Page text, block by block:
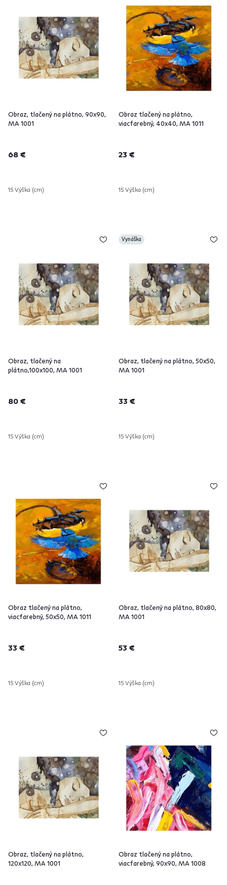
Obraz, tlačený na plátno, 90x90,
MA 1001
68 €
15 Výška (cm)
Obraz tlačený na plátno,
viacfarebný, 40x40, MA 1011
23 €
15 Výška (cm)
Obraz, tlačený na
plátno,100x100, MA 1001
80 €
15 Výška (cm)
Vynáška
Obraz, tlačený na plátno, 50x50,
MA 1001
33 €
15 Výška (cm)
Obraz tlačený na plátno,
viacfarebný, 50x50, MA 1011
33 €
15 Výška (cm)
Obraz, tlačený na plátno, 80x80,
MA 1001
53 €
15 Výška (cm)
Obraz, tlačený na plátno,
120x120, MA 1001
Obraz tlačený na plátno,
viacfarebný, 90x90, MA 1008